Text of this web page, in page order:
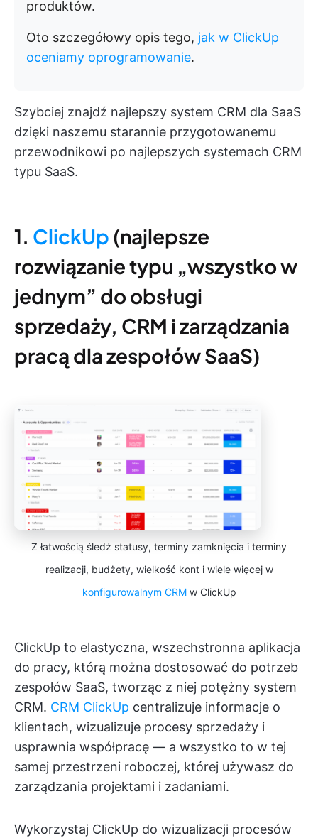
produktów.
Oto szczegółowy opis tego, jak w ClickUp
oceniamy oprogramowanie.
Szybciej znajdź najlepszy system CRM dla SaaS
dzięki naszemu starannie przygotowanemu
przewodnikowi po najlepszych systemach CRM
typu SaaS.
1. ClickUp (najlepsze
rozwiązanie typu „wszystko w
jednym” do obsługi
sprzedaży, CRM i zarządzania
pracą dla zespołów SaaS)
Z łatwością śledź statusy, terminy zamknięcia i terminy
realizacji, budżety, wielkość kont i wiele więcej w
konfigurowalnym CRMw ClickUp
ClickUp to elastyczna, wszechstronna aplikacja
do pracy, którą można dostosować do potrzeb
zespołów SaaS, tworząc z niej potężny system
CRM. CRM ClickUp centralizuje informacje o
klientach, wizualizuje procesy sprzedaży i
usprawnia współpracę — a wszystko to w tej
samej przestrzeni roboczej, której używasz do
zarządzania projektami i zadaniami.
Wykorzystaj ClickUp do wizualizacji procesów